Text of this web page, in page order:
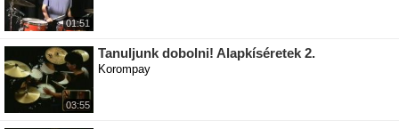
01:51
03:55
Tanuljunk dobolni! Alapkíséretek 2.
Korompay